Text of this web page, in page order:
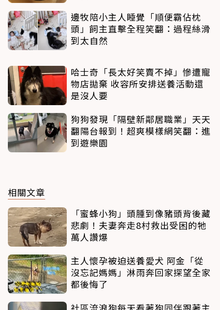
邊牧陪小主人睡覺「順便霸佔枕
頭」飼主直擊全程笑翻：過程絲滑
到太自然
哈士奇「長太好笑賣不掉」慘遭寵
物店拋棄 收容所安排送養活動還
是沒人要
狗狗發現「隔壁新鄰居職業」天天
翻陽台報到！超爽模樣網笑翻：進
到遊樂園
相關文章
「蜜蜂小狗」頭腫到像豬頭背後藏
悲劇！夫妻奔走8村救出受困的牠
萬人讚爆
主人懷孕被迫送養愛犬 阿金「從
沒忘記媽媽」淋雨奔回家探望全家
都後悔了
社區流浪狗每天看著狗同伴跟著主